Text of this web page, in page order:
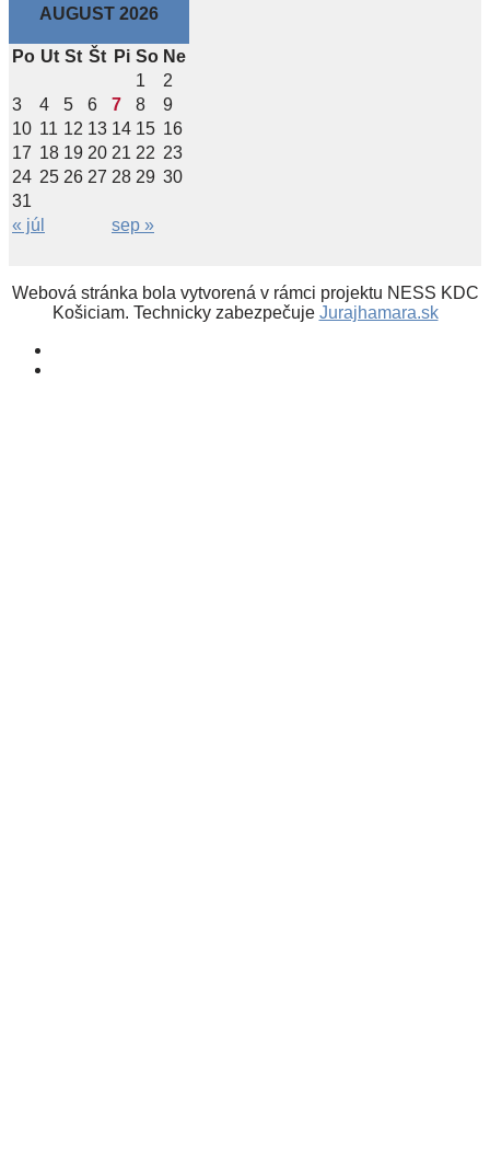
AUGUST 2026
Po Ut St Št Pi So Ne
1
2
3
4 5 6 7 8
9
10 11 12 13 14 15 16
17 18 19 20 21 22 23
24 25 26 27 28 29 30
31
« júl
sep »
Webová stránka bola vytvorená v rámci projektu NESS KDC
Košiciam. Technicky zabezpečuje Jurajhamara.sk